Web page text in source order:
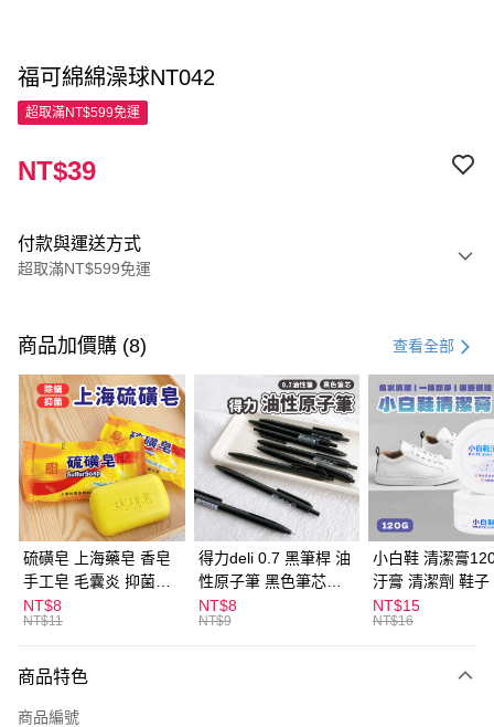
福可綿綿澡球NT042
超取滿NT$599免運
NT$39
付款與運送方式
超取滿NT$599免運
信用卡一次付款
超商取貨付款
LINE Pay
Apple Pay
街口支付
悠遊付
ATM付款
全家取貨付款
每筆NT$60，滿NT$599(含以上)免運費
商品加價購 (8) 查看全部
硫磺皂 上海藥皂 香皂
手工皂 毛囊炎 抑菌除
蟎 清潔護膚 去油去痘
寵物皮膚病 狗狗貓咪
NT$8
NT$11
得力deli 0.7 黑筆桿 油
性原子筆 黑色筆芯
S304
NT$8
NT$9
小白鞋 清潔膏
汙膏 清潔劑 鞋子
漬 白皮鞋 鞋油
NT$15
NT$16
商品特色
商品編號